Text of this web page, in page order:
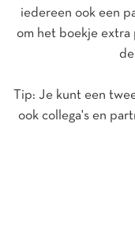
iedereen ook een
om het boekje extra
Tip: Je kunt een
ook collega's en